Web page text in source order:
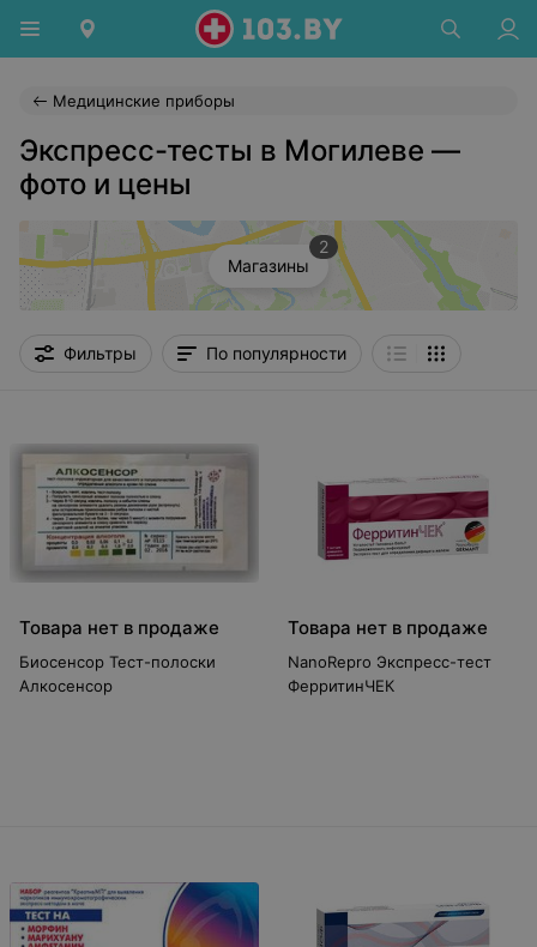
Медицинские приборы
Экспресс-тесты в Могилеве —
фото и цены
Магазины
2
Фильтры По популярности
Товара нет в продаже
Биосенсор Тест-полоски
Алкосенсор
Товара нет в продаже
NanoRepro Экспресс-тест
ФерритинЧЕК